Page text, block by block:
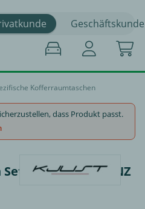
Geschäftskunde
Kofferraumtaschen
dass Produkt passt.
- MERCEDES-BENZ